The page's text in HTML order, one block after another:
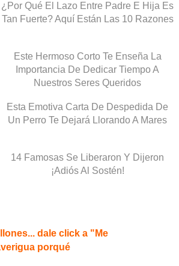
¿Por Qué El Lazo Entre Padre E Hija Es
Tan Fuerte? Aquí Están Las 10 Razones
Este Hermoso Corto Te Enseña La
Importancia De Dedicar Tiempo A
Nuestros Seres Queridos
Esta Emotiva Carta De Despedida De
Un Perro Te Dejará Llorando A Mares
14 Famosas Se Liberaron Y Dijeron
¡Adiós Al Sostén!
dale click a "Me
porqué